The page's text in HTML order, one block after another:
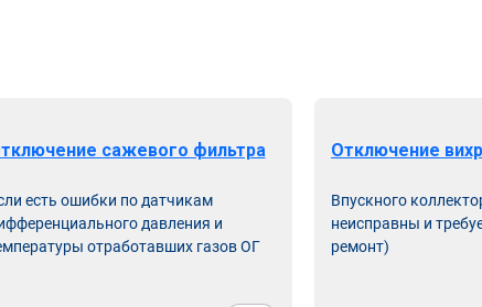
сажевого фильтра
есть ошибки по датчикам
давления и
отработавших газов ОГ
Отключение
Впускного
неисправны и
ремонт)